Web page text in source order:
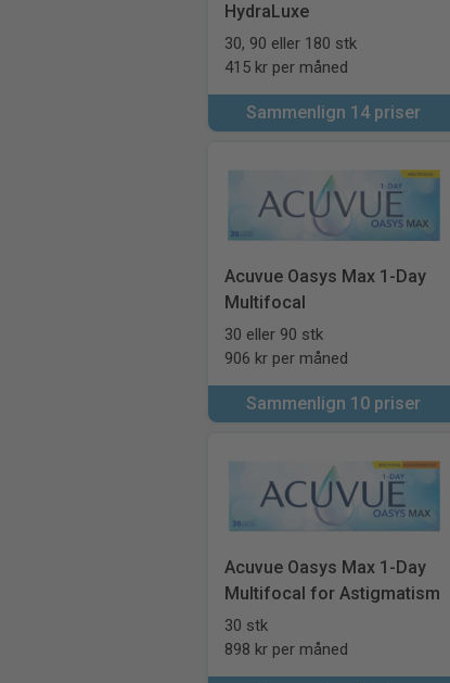
HydraLuxe
30, 90 eller 180 stk
415 kr per måned
Sammenlign 14 priser
Acuvue Oasys Max 1-Day
Multifocal
30 eller 90 stk
906 kr per måned
Sammenlign 10 priser
Acuvue Oasys Max 1-Day
Multifocal for Astigmatism
30 stk
898 kr per måned